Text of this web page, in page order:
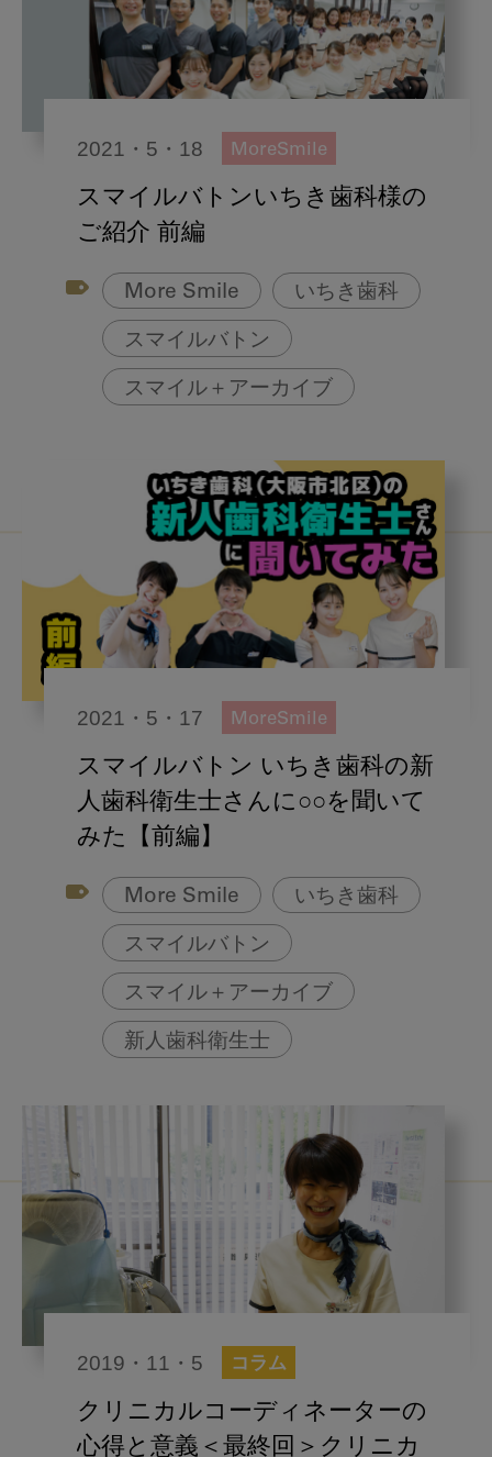
2021・5・18 MoreSmile
スマイルバトンいちき歯科様の
ご紹介 前編
More Smile いちき歯科
スマイルバトン
スマイル＋アーカイブ
2021・5・17 MoreSmile
スマイルバトン いちき歯科の新
人歯科衛生士さんに○○を聞いて
みた【前編】
More Smile いちき歯科
スマイルバトン
スマイル＋アーカイブ
新人歯科衛生士
2019・11・5 コラム
クリニカルコーディネーターの
心得と意義＜最終回＞クリニカ